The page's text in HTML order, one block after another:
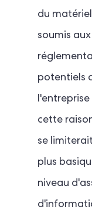
du
soumis
potentiels
cette
se
plus
niveau